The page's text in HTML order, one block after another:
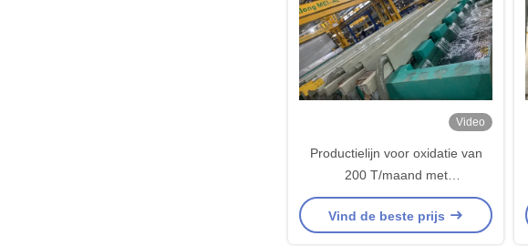
Video
Productielijn voor oxidatie van
200 T/maand met
afstandsbediening en een
anodiseringsfilmdikte van 8-12
Vind de beste prijs